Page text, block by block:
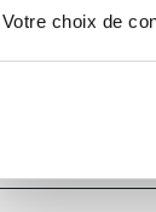
Votre choix de